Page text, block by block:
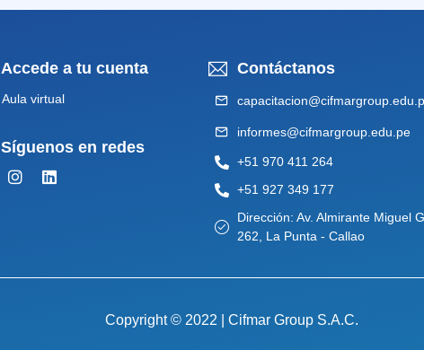
Accede a tu cuenta
Aula virtual
Síguenos en redes
Contáctanos
informes@cifmargroup.edu.pe
+51 970 411 264
+51 927 349 177
Dirección: Av. Almirante Miguel
262, La Punta - Callao
Copyright © 2022 | Cifmar Group S.A.C.